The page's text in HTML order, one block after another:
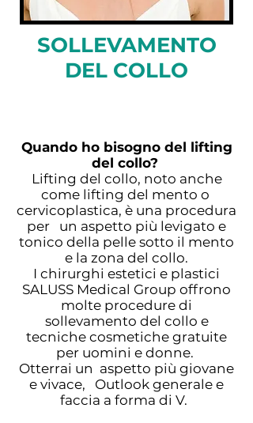
SOLLEVAMENTO
DEL COLLO
Quando ho bisogno del lifting
del collo?
Lifting del collo, noto anche
come lifting del mento o
cervicoplastica, è una procedura
per un aspetto più levigato e
tonico della pelle sotto il mento
e la zona del collo.
I chirurghi estetici e plastici
SALUSS Medical Group offrono
molte procedure di
sollevamento del collo e
tecniche cosmetiche gratuite
per uomini e donne.
Otterrai un aspetto più giovane
e vivace, Outlook generale e
faccia a forma di V.